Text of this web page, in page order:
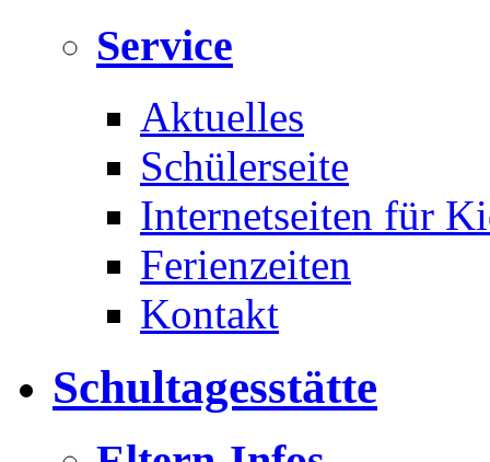
Service
Aktuelles
Schülerseite
Internetseiten für
Ferienzeiten
Kontakt
Schultagesstätte